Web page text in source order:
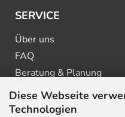
Diese Webseite
Technologien
SERVICE
Über uns
FAQ
Beratung & Planung
Downloads & Kataloge
Newsletter